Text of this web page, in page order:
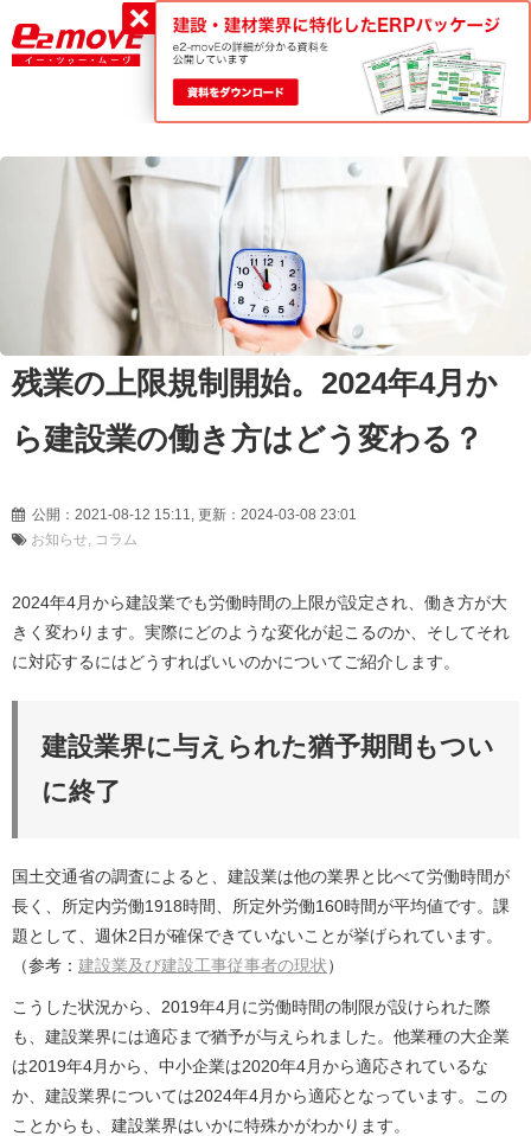
平日9:00～18:00
0120-188-022
残業の上限規制開始。2024年4月か
ら建設業の働き方はどう変わる？
公開：2021-08-12 15:11, 更新：2024-03-08 23:01
お知らせ
コラム
2024年4月から建設業でも労働時間の上限が設定され、働き方が大
きく変わります。実際にどのような変化が起こるのか、そしてそれ
に対応するにはどうすればいいのかについてご紹介します。
建設業界に与えられた猶予期間もつい
に終了
国土交通省の調査によると、建設業は他の業界と比べて労働時間が
長く、所定内労働1918時間、所定外労働160時間が平均値です。課
題として、週休2日が確保できていないことが挙げられています。
（参考： 建設業及び建設工事従事者の現状）
こうした状況から、2019年4月に労働時間の制限が設けられた際
も、建設業界には適応まで猶予が与えられました。他業種の大企業
は2019年4月から、中小企業は2020年4月から適応されているな
か、建設業界については2024年4月から適応となっています。この
ことからも、建設業界はいかに特殊かがわかります。